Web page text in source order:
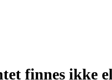
finnes ikke